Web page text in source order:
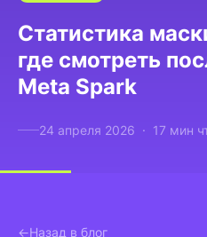
Статистика
где смотреть
Meta Spark
24 апреля 2026 · 17 мин
Назад в блог